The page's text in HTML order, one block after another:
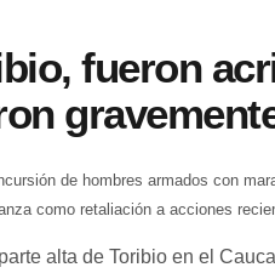
fueron
de hombres armados con
como retaliación a acciones
alta de Toribio en el